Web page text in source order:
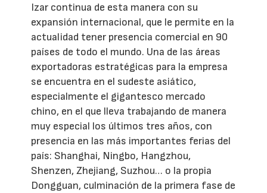
Izar continua de esta manera con su
expansión internacional, que le permite en la
actualidad tener presencia comercial en 90
países de todo el mundo. Una de las áreas
exportadoras estratégicas para la empresa
se encuentra en el sudeste asiático,
especialmente el gigantesco mercado
chino, en el que lleva trabajando de manera
muy especial los últimos tres años, con
presencia en las más importantes ferias del
país: Shanghai, Ningbo, Hangzhou,
Shenzen, Zhejiang, Suzhou… o la propia
Dongguan, culminación de la primera fase de